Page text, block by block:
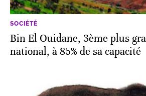
SOCIÉTÉ
Bin El Ouidane, 3ème plus
national, à 85% de sa capacité